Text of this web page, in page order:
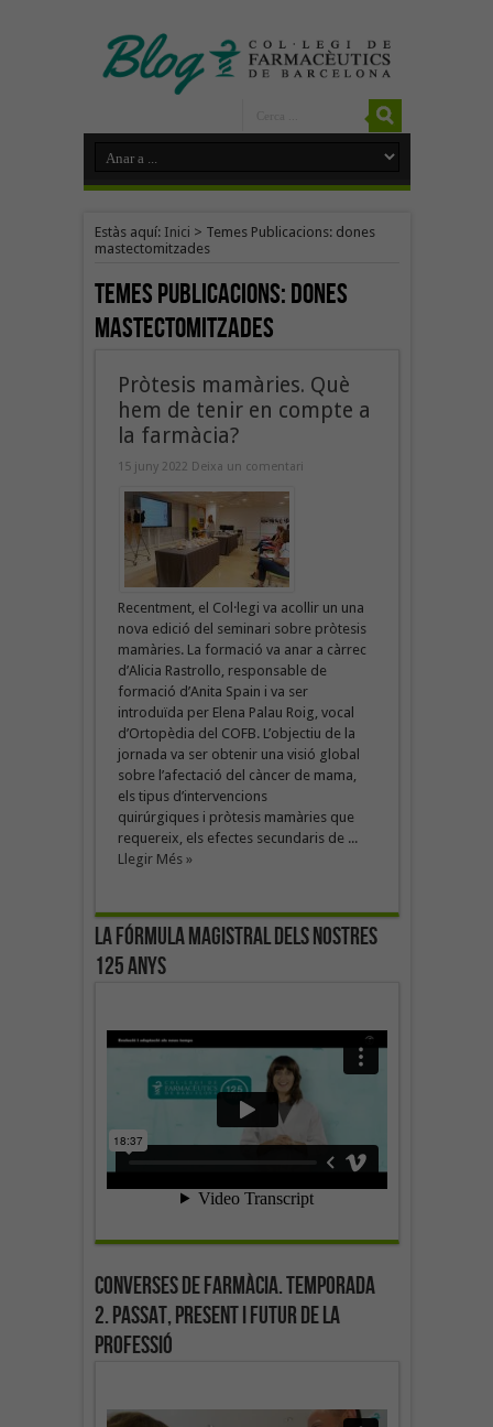
Estàs aquí: Inici > Temes Publicacions: dones
mastectomitzades
Temes Publicacions:dones
mastectomitzades
Pròtesis mamàries. Què
hem de tenir en compte a
la farmàcia?
15 juny 2022 Deixa un comentari
Recentment, el Col·legi va acollir un una
nova edició del seminari sobre pròtesis
mamàries. La formació va anar a càrrec
d’Alicia Rastrollo, responsable de
formació d’Anita Spain i va ser
introduïda per Elena Palau Roig, vocal
d’Ortopèdia del COFB. L’objectiu de la
jornada va ser obtenir una visió global
sobre l’afectació del càncer de mama,
els tipus d’intervencions
quirúrgiques i pròtesis mamàries que
requereix, els efectes secundaris de ...
Llegir Més »
La fórmula magistral dels nostres
125 anys
Converses de farmàcia. Temporada
2. Passat, present i futur de la
professió